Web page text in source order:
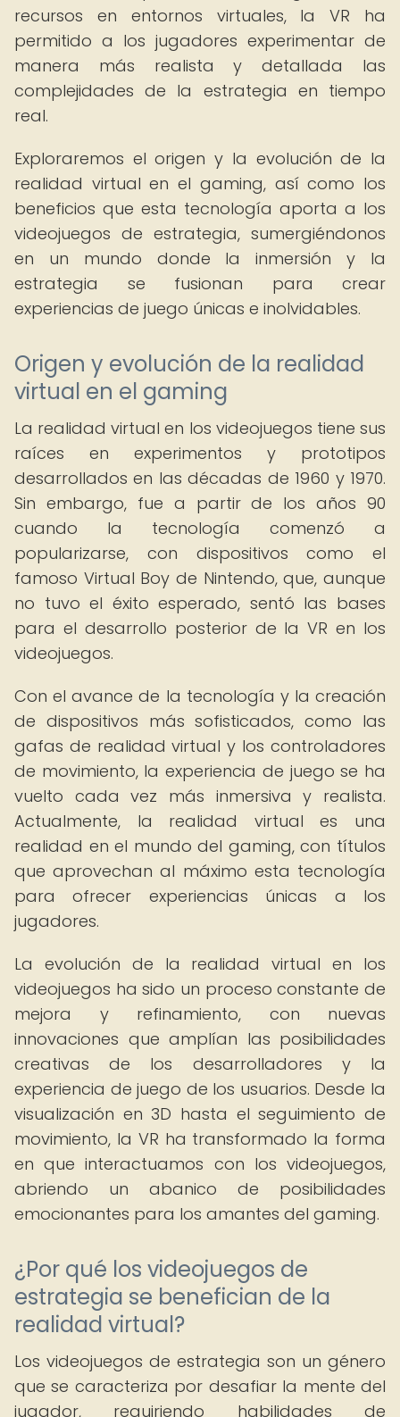
recursos en entornos virtuales, la VR ha
permitido a los jugadores experimentar de
manera más realista y detallada las
complejidades de la estrategia en tiempo
real.
Exploraremos el origen y la evolución de la
realidad virtual en el gaming, así como los
beneficios que esta tecnología aporta a los
videojuegos de estrategia, sumergiéndonos
en un mundo donde la inmersión y la
estrategia se fusionan para crear
experiencias de juego únicas e inolvidables.
Origen y evolución de la realidad
virtual en el gaming
La realidad virtual en los videojuegos tiene sus
raíces en experimentos y prototipos
desarrollados en las décadas de 1960 y 1970.
Sin embargo, fue a partir de los años 90
cuando la tecnología comenzó a
popularizarse, con dispositivos como el
famoso Virtual Boy de Nintendo, que, aunque
no tuvo el éxito esperado, sentó las bases
para el desarrollo posterior de la VR en los
videojuegos.
Con el avance de la tecnología y la creación
de dispositivos más sofisticados, como las
gafas de realidad virtual y los controladores
de movimiento, la experiencia de juego se ha
vuelto cada vez más inmersiva y realista.
Actualmente, la realidad virtual es una
realidad en el mundo del gaming, con títulos
que aprovechan al máximo esta tecnología
para ofrecer experiencias únicas a los
jugadores.
La evolución de la realidad virtual en los
videojuegos ha sido un proceso constante de
mejora y refinamiento, con nuevas
innovaciones que amplían las posibilidades
creativas de los desarrolladores y la
experiencia de juego de los usuarios. Desde la
visualización en 3D hasta el seguimiento de
movimiento, la VR ha transformado la forma
en que interactuamos con los videojuegos,
abriendo un abanico de posibilidades
emocionantes para los amantes del gaming.
¿Por qué los videojuegos de
estrategia se benefician de la
realidad virtual?
Los videojuegos de estrategia son un género
que se caracteriza por desafiar la mente del
jugador, requiriendo habilidades de